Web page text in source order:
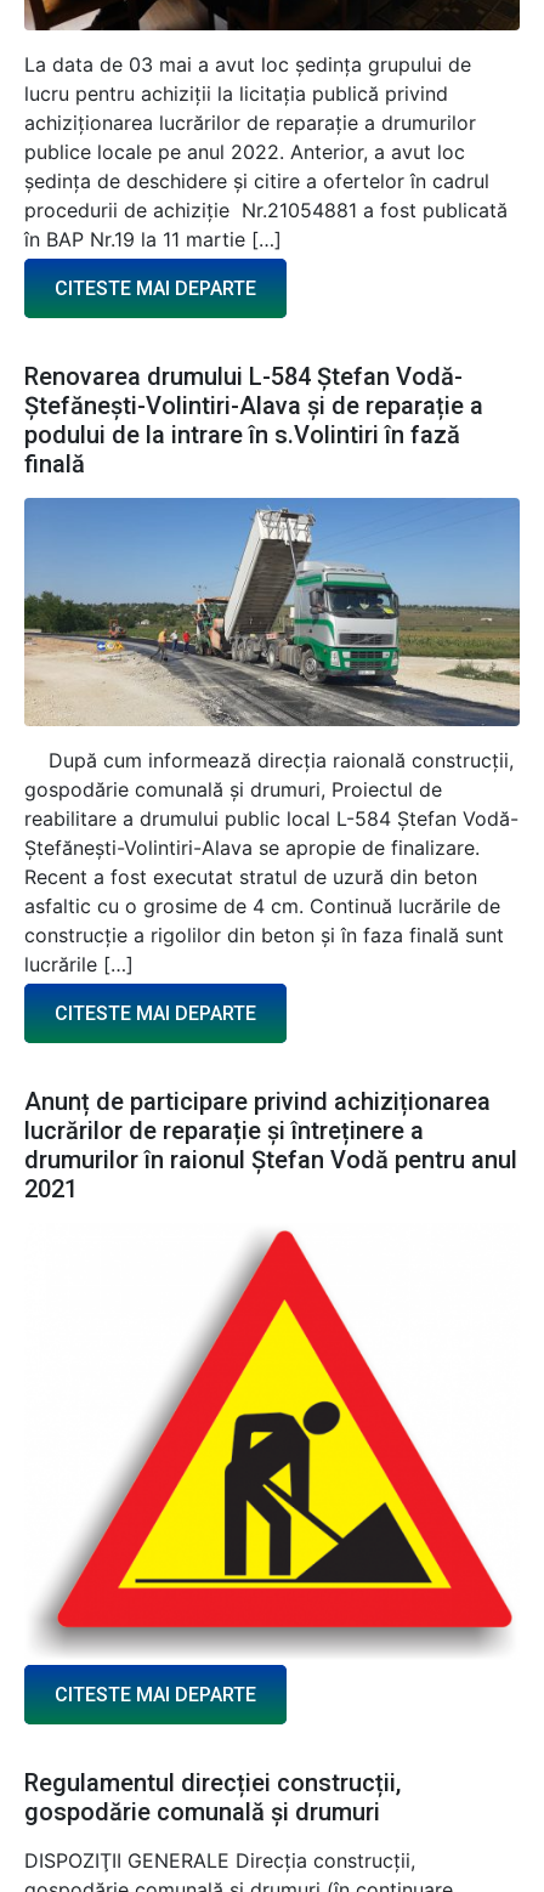
La data de 03 mai a avut loc ședința grupului de
lucru pentru achiziții la licitația publică privind
achiziționarea lucrărilor de reparație a drumurilor
publice locale pe anul 2022. Anterior, a avut loc
ședința de deschidere și citire a ofertelor în cadrul
procedurii de achiziție Nr.21054881 a fost publicată
în BAP Nr.19 la 11 martie […]
CITESTE MAI DEPARTE
Renovarea drumului L-584 Ștefan Vodă-
Ștefănești-Volintiri-Alava și de reparație a
podului de la intrare în s.Volintiri în fază
finală
După cum informează direcția raională construcții,
gospodărie comunală și drumuri, Proiectul de
reabilitare a drumului public local L-584 Ștefan Vodă-
Ștefănești-Volintiri-Alava se apropie de finalizare.
Recent a fost executat stratul de uzură din beton
asfaltic cu o grosime de 4 cm. Continuă lucrările de
construcție a rigolilor din beton și în faza finală sunt
lucrările […]
CITESTE MAI DEPARTE
Anunț de participare privind achiziționarea
lucrărilor de reparație și întreținere a
drumurilor în raionul Ștefan Vodă pentru anul
2021
CITESTE MAI DEPARTE
Regulamentul direcției construcții,
gospodărie comunală și drumuri
DISPOZIŢII GENERALE Direcţia construcţii,